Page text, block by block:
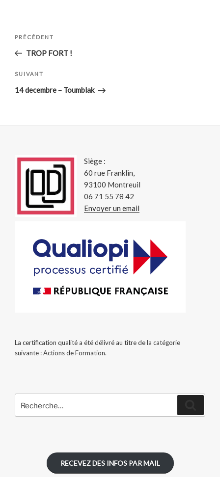
Navigation
l’article
Article
précédent
PRÉCÉDENT
TROP FORT !
Article
suivant
SUIVANT
14 decembre – Toumblak
Siège :
60 rue Franklin,
93100 Montreuil
06 71 55 78 42
Envoyer un email
La certification qualité a été délivré au titre de la catégorie
suivante : Actions de Formation.
pour
RECEVEZ DES INFOS PAR MAIL